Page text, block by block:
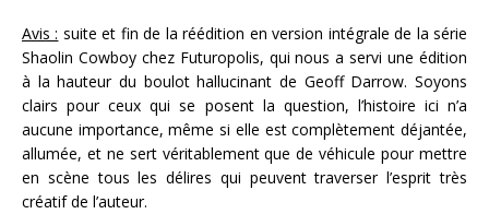
Avis : suite et fin de la réédition en version intégrale de la série
Shaolin Cowboy chez Futuropolis, qui nous a servi une édition
à la hauteur du boulot hallucinant de Geoff Darrow. Soyons
clairs pour ceux qui se posent la question, l’histoire ici n’a
aucune importance, même si elle est complètement déjantée,
allumée, et ne sert véritablement que de véhicule pour mettre
en scène tous les délires qui peuvent traverser l’esprit très
créatif de l’auteur.